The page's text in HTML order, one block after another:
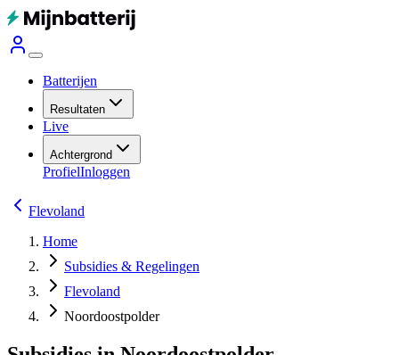
Batterijen
Resultaten
Live
Achtergrond
ProfielInloggen
Flevoland
Home
Subsidies & Regelingen
Flevoland
Noordoostpolder